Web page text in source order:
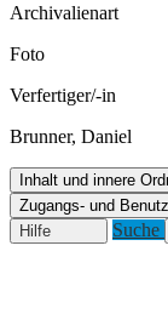
Archivalienart
Foto
Verfertiger/-in
Brunner, Daniel
Inhalt und innere
Zugangs- und
Hilfe
Suche